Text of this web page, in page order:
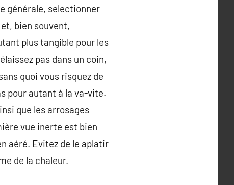
générale, selectionner
bien souvent,
plus tangible pour les
pas dans un coin,
quoi vous risquez de
pour autant à la va-vite.
que les arrosages
vue inerte est bien
aéré. Evitez de le aplatir
de la chaleur.